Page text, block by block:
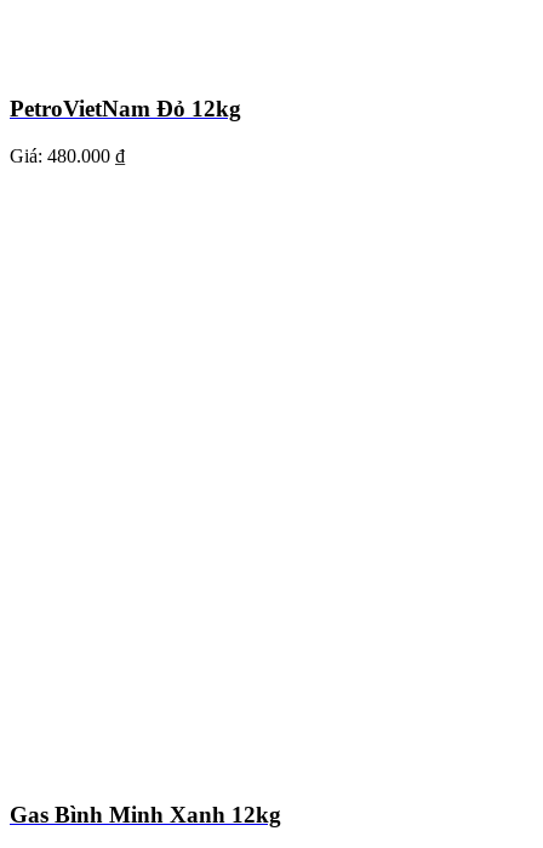
PetroVietNam Đỏ 12kg
Giá: 480.000 ₫
Gas Bình Minh Xanh 12kg